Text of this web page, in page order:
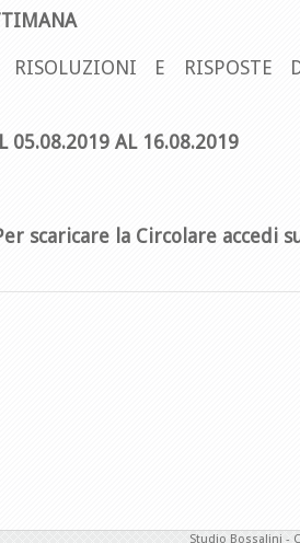
RISOLUZIONI E RISPOSTE
05.08.2019 AL 16.08.2019
scaricare la Circolare accedi
Studio Bossalini -